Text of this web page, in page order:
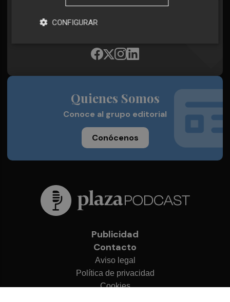
Plaza Podcast, desde cualquier medio
Quienes Somos
Conoce al grupo editorial
Conócenos
Publicidad
Contacto
Aviso legal
Política de privacidad
Cookies
CONFIGURAR